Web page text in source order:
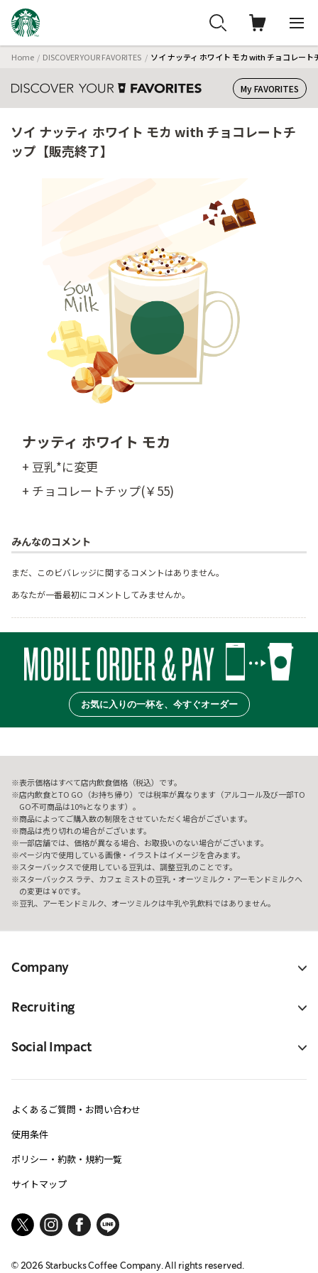
Home DISCOVER YOUR FAVORITES ソイ ナッティ ホワイト モカ with チョコレート
My FAVORITES
ソイ ナッティ ホワイト モカ with チョコレートチ
ップ【販売終了】
ナッティ ホワイト モカ
+ 豆乳*に変更
+ チョコレートチップ(￥55)
みんなのコメント
まだ、このビバレッジに関するコメントはありません。
あなたが一番最初にコメントしてみませんか。
お気に入りの一杯を、今すぐオーダー
表示価格はすべて店内飲食価格（税込）です。
店内飲食とTO GO（お持ち帰り）では税率が異なります（アルコール及び一部TO
GO不可商品は10%となります）。
商品によってご購入数の制限をさせていただく場合がございます。
商品は売り切れの場合がございます。
一部店舗では、価格が異なる場合、お取扱いのない場合がございます。
ページ内で使用している画像・イラストはイメージを含みます。
スターバックスで使用している豆乳は、調整豆乳のことです。
スターバックス ラテ、カフェ ミストの豆乳・オーツミルク・アーモンドミルクへ
の変更は￥0です。
豆乳、アーモンドミルク、オーツミルクは牛乳や乳飲料ではありません。
Company
Recruiting
Social Impact
よくあるご質問・お問い合わせ
使用条件
ポリシー・約款・規約一覧
サイトマップ
© 2026Starbucks Coffee Company. All rights reserved.